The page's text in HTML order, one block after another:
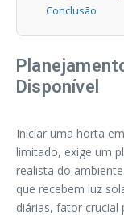
Conclusão
Disponível
Iniciar uma horta
limitado, exige um
realista do
que recebem luz
diárias, fator crucial